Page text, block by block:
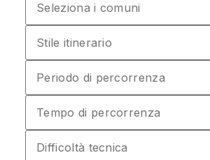
Seleziona i comuni
Stile itinerario
Periodo di percorrenza
Tempo di percorrenza
Difficoltà tecnica